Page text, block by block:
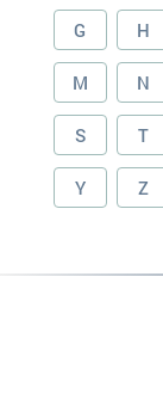
G H
M N
S T
Y Z